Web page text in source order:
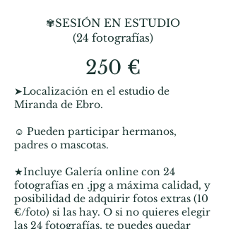
✾SESIÓN EN ESTUDIO
(24 fotografías)
250 €
➤Localización en el estudio de
Miranda de Ebro.
☺ Pueden participar hermanos,
padres o mascotas.
★Incluye Galería online con 24
fotografías en .jpg a máxima calidad, y
posibilidad de adquirir fotos extras (10
€/foto) si las hay. O si no quieres elegir
las 24 fotografías, te puedes quedar